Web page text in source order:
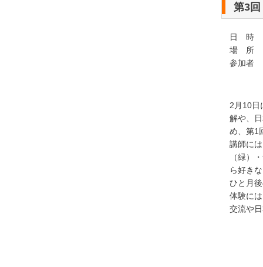
第3
日 時
場 所
参加
日
2月10日
解や、
め、第1
講師に
（緑）
ら好き
ひと月
体験に
交流や